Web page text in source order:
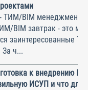
ТИМ/BIM менеджмент и
BIM завтрак - это
заинтересованные
За ч...
к внедрению
ИСУП и что для